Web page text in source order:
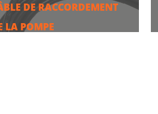
DE RACCORDEMENT
LA POMPE